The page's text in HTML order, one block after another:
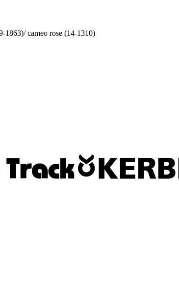
1863)/ cameo rose (14-1310)